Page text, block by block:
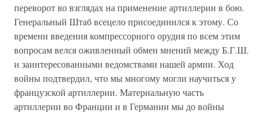
переворот во взглядах на применение артиллерии в бою.
Генеральный Штаб всецело присоединился к этому. Со
времени введения компрессорного орудия по всем этим
вопросам велся оживленный обмен мнений между Б.Г.Ш.
и заинтересованными ведомствами нашей армии. Ход
войны подтвердил, что мы многому могли научиться у
французской артиллерии. Материальную часть
артиллерии во Франции и в Германии мы до войны